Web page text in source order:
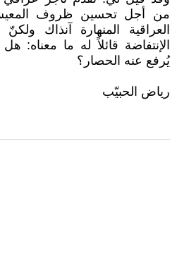
من أجل تحسين ظروف
العراقية المنهارة آنذاك
الإنتفاضة قائلاً له ما
يُرفع عنه الحصار؟
رياض الحبيّب